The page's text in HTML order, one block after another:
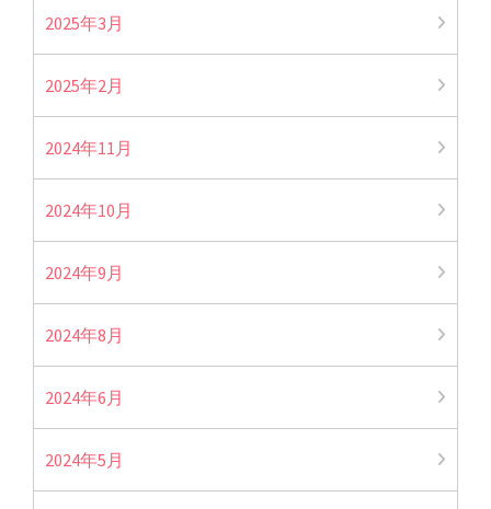
2025年3月
2025年2月
2024年11月
2024年10月
2024年9月
2024年8月
2024年6月
2024年5月